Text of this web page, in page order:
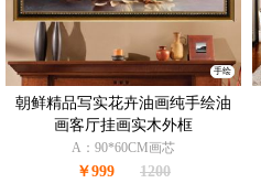
手绘
朝鲜精品写实花卉油画纯手绘油
画客厅挂画实木外框
A：90*60CM画芯
￥999 1200